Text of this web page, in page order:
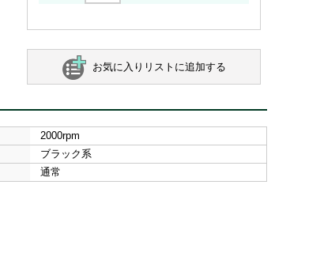
お気に入りリストに追加する
2000rpm
ブラック系
通常